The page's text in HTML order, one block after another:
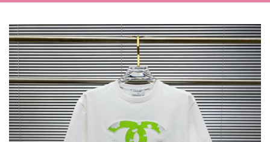
ザ
ー
登
録
ン
オ
ー
ダ
ー
お
知
ら
yoyocopys@gmail.com
📢 当店は正真正銘のn級スーパーコピーのみ取扱い。最高品質の再現度を
📢 2026春の新作続々更新中！期間中のご注文でお得な割引をご利用いただ
📢 新作入荷！ルイ・ヴィトンスーパーコピー バッグ最新モデルが登場。